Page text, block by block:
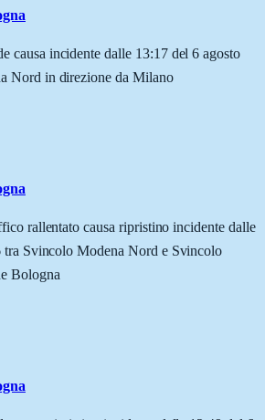
causa incidente dalle 13:17 del 6 agosto
Nord in direzione da Milano
rallentato causa ripristino incidente dalle
tra Svincolo Modena Nord e Svincolo
Bologna